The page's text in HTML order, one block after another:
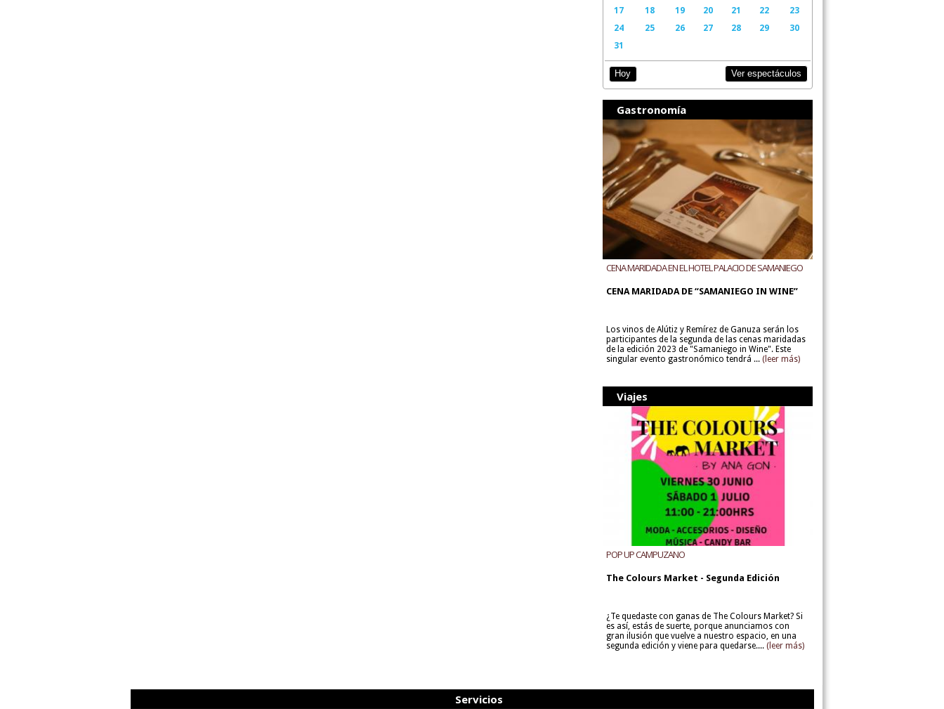
17
18 19 20 21 22
23
24
25 26 27 28 29
30
31
Hoy Ver espectáculos
Gastronomía
CENA MARIDADA EN EL HOTEL PALACIO DE SAMANIEGO
CENA MARIDADA DE “SAMANIEGO IN WINE”
Los vinos de Alútiz y Remírez de Ganuza serán los
participantes de la segunda de las cenas maridadas
de la edición 2023 de "Samaniego in Wine". Este
singular evento gastronómico tendrá ... (leer más)
Viajes
POP UP CAMPUZANO
The Colours Market - Segunda Edición
¿Te quedaste con ganas de The Colours Market? Si
es así, estás de suerte, porque anunciamos con
gran ilusión que vuelve a nuestro espacio, en una
segunda edición y viene para quedarse.... (leer más)
Servicios